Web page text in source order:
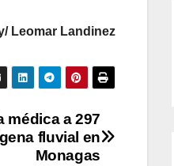
Leomar Landinez
médica a 297
fluvial en
Monagas